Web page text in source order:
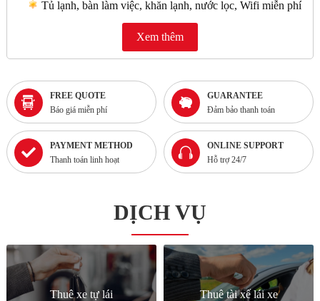
Tủ lạnh, bàn làm việc, khăn lạnh, nước lọc, Wifi miễn phí
Xem thêm
FREE QUOTE
Báo giá miễn phí
GUARANTEE
Đảm bảo thanh toán
PAYMENT METHOD
Thanh toán linh hoạt
ONLINE SUPPORT
Hỗ trợ 24/7
DỊCH VỤ
Thuê xe tự lái Thuê tài xế lái xe